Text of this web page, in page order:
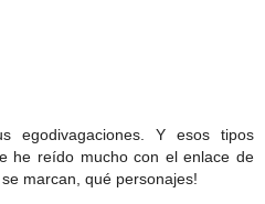
egodivagaciones. Y esos tipos
he reído mucho con el enlace de
marcan, qué personajes!